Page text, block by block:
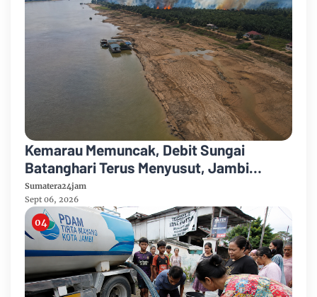
Kemarau Memuncak, Debit Sungai
Batanghari Terus Menyusut, Jambi
Hadapi Ancaman Krisis Air Bersih dan
Karhutla
Sumatera24jam
Sept 06, 2026